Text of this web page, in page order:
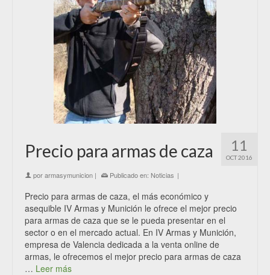
11
OCT 2016
Precio para armas de caza
porarmasymunicion | Publicado en: Noticias |
Precio para armas de caza, el más económico y
asequible IV Armas y Munición le ofrece el mejor precio
para armas de caza que se le pueda presentar en el
sector o en el mercado actual. En IV Armas y Munición,
empresa de Valencia dedicada a la venta online de
armas, le ofrecemos el mejor precio para armas de caza
… Leer más